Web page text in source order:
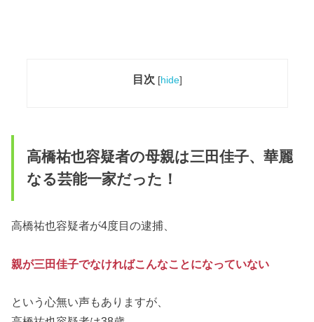
目次 [hide]
高橋祐也容疑者の母親は三田佳子、華麗
なる芸能一家だった！
高橋祐也容疑者が4度目の逮捕、
親が三田佳子でなければこんなことになっていない
という心無い声もありますが、